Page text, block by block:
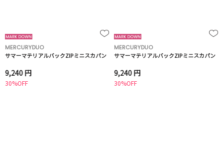
MERCURYDUO
サマーマテリアルバックZIPミニスカパン
9,240 円
30%OFF
MERCURYDUO
サマーマテリアルバックZIPミニスカパン
9,240 円
30%OFF